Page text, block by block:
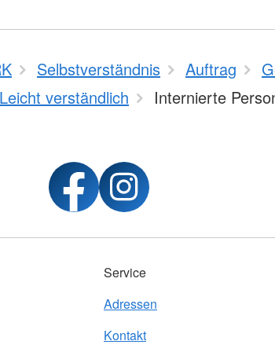
Selbstverständnis Auftrag
Leicht verständlich Internierte
Service
Adressen
Kontakt